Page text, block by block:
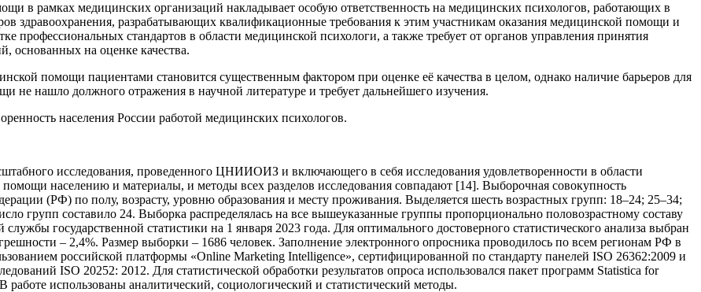
в рамках медицинских организаций накладывает особую ответственность на медицинских психологов, работающих в
здравоохранения, разрабатывающих квалификационные требования к этим участникам оказания медицинской помощи и
профессиональных стандартов в области медицинской психологи, а также требует от органов управления принятия
основанных на оценке качества.
помощи пациентами становится существенным фактором при оценке её качества в целом, однако наличие барьеров для
не нашло должного отражения в научной литературе и требует дальнейшего изучения.
населения России работой медицинских психологов.
исследования, проведенного ЦНИИОИЗ и включающего в себя исследования удовлетворенности в области
помощи населению и материалы, и методы всех разделов исследования совпадают [14]. Выборочная совокупность
(РФ) по полу, возрасту, уровню образования и месту проживания. Выделяется шесть возрастных групп: 18–24; 25–34;
групп составило 24. Выборка распределялась на все вышеуказанные группы пропорционально половозрастному составу
государственной статистики на 1 января 2023 года. Для оптимального достоверного статистического анализа выбран
– 2,4%. Размер выборки – 1686 человек. Заполнение электронного опросника проводилось по всем регионам РФ в
российской платформы «Online Marketing Intelligence», сертифицированной по стандарту панелей ISO 26362:2009 и
ISO 20252: 2012. Для статистической обработки результатов опроса использовался пакет программ Statistica for
работе использованы аналитический, социологический и статистический методы.